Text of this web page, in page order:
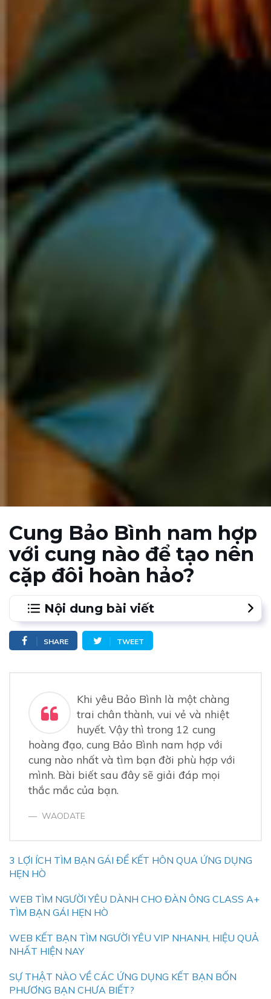
Cung Bảo Bình nam hợp
với cung nào để tạo nên
cặp đôi hoàn hảo?
Nội dung bài viết
1.1. Cung Bảo Bình nam và Cung Song Ngư nữ
2.2. Cung Bảo Bình nam rất hợp với Ma Kết nữ trong
SHARE TWEET
Khi yêu Bảo Bình là một chàng
trai chân thành, vui vẻ và nhiệt
huyết. Vậy thì trong 12 cung
hoàng đạo, cung Bảo Bình nam hợp với
cung nào nhất và tìm bạn đời phù hợp với
mình. Bài biết sau đây sẽ giải đáp mọi
thắc mắc của bạn.
WAODATE
3 LỢI ÍCH TÌM BẠN GÁI ĐỂ KẾT HÔN QUA ỨNG DỤNG
HẸN HÒ
WEB TÌM NGƯỜI YÊU DÀNH CHO ĐÀN ÔNG CLASS A+
TÌM BẠN GÁI HẸN HÒ
WEB KẾT BẠN TÌM NGƯỜI YÊU VIP NHANH, HIỆU QUẢ
NHẤT HIỆN NAY
SỰ THẬT NÀO VỀ CÁC ỨNG DỤNG KẾT BẠN BỐN
PHƯƠNG BẠN CHƯA BIẾT?